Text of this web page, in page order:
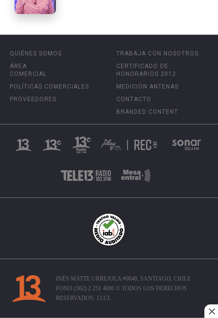
QUIÉNES SOMOS
ÁREA
COMERCIAL
POLÍTICAS COMERCIALES
PROVEEDORES
TRABAJA CON NOSOTROS
CERTIFICADO DE
HONORARIOS 2012
MEDICIÓN ANTENAS
CONTACTO
BRANDED CONTENT
INÉS MATTE URREJOLA #0848, SANTIAGO, CHILE
FONO (562) 2 251 4000 © TODOS LOS DERECHOS
RESERVADOS. 13.CL